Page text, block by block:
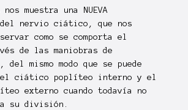
muestra una NUEVA
nervio ciático, que nos
como se comporta el
de las maniobras de
del mismo modo que se puede
ciático poplíteo interno y el
externo cuando todavía no
su división.